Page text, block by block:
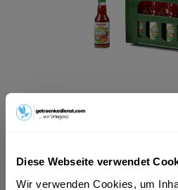
Diese Webseite verwendet
Wir verwenden Cookies, um
ab 13,99 € *
Inhalt:2.4 Liter (5,83 € * / 1 Liter)
MEHRWEG
+3,30 € Pfand